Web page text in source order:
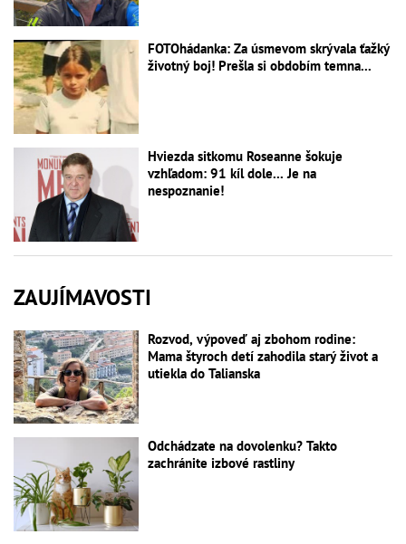
FOTOhádanka: Za úsmevom skrývala ťažký
životný boj! Prešla si obdobím temna...
Hviezda sitkomu Roseanne šokuje
vzhľadom: 91 kíl dole... Je na
nespoznanie!
ZAUJÍMAVOSTI
Rozvod, výpoveď aj zbohom rodine:
Mama štyroch detí zahodila starý život a
utiekla do Talianska
Odchádzate na dovolenku? Takto
zachránite izbové rastliny